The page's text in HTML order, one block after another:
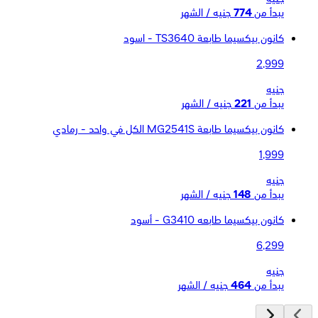
يبدأ من 774 جنيه / الشهر
كانون بيكسيما طابعة TS3640 - اسود
2,999
جنيه
يبدأ من 221 جنيه / الشهر
كانون بيكسيما طابعة MG2541S الكل في واحد - رمادي
1,999
جنيه
يبدأ من 148 جنيه / الشهر
كانون بيكسيما طابعه G3410 - أسود
6,299
جنيه
يبدأ من 464 جنيه / الشهر